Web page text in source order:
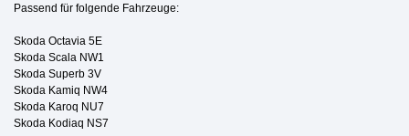
Passend für folgende Fahrzeuge:
Skoda Octavia 5E
Skoda Scala NW1
Skoda Superb 3V
Skoda Kamiq NW4
Skoda Karoq NU7
Skoda Kodiaq NS7